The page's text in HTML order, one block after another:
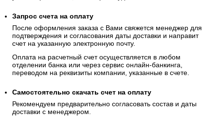
Запрос счета на оплату
После оформления заказа с Вами свяжется менеджер для
подтверждения и согласования даты доставки и направит
счет на указанную электронную почту.
Оплата на расчетный счет осуществляется в любом
отделении банка или через сервис онлайн-банкинга,
переводом на реквизиты компании, указанные в счете.
Самостоятельно скачать счет на оплату
Рекомендуем предварительно согласовать состав и даты
доставки с менеджером.